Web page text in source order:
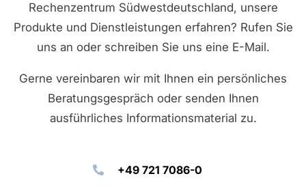
Rechenzentrum Südwestdeutschland, unsere
Produkte und Dienstleistungen erfahren? Rufen Sie
uns an oder schreiben Sie uns eine E-Mail.
Gerne vereinbaren wir mit Ihnen ein persönliches
Beratungsgespräch oder senden Ihnen
ausführliches Informationsmaterial zu.
+49 721 7086-0